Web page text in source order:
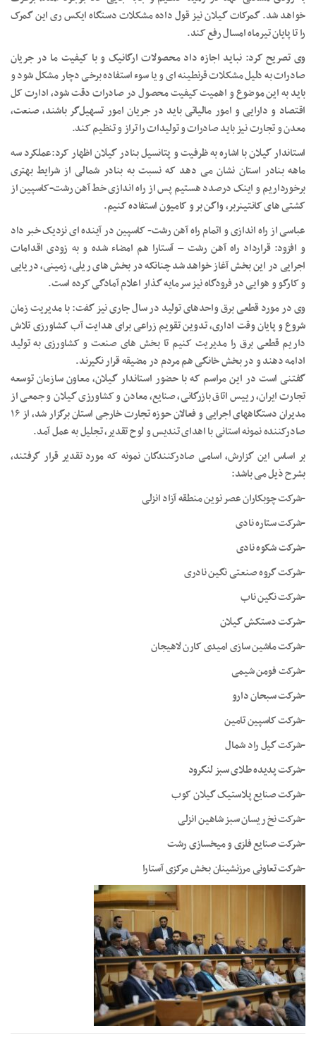
خواهد شد. گمرکات گیلان نیز قول داده مشکلات دستگاه ایکس ری این گمرک
را تا پایان تیرماه امسال رفع کند.
وی تصریح کرد: نباید اجازه داد محصولات ارگانیک و با کیفیت ما در جریان
صادرات به دلیل مشکلات قرنطینه ای و یا سوء استفاده برخی دچار مشکل شود و
باید به این موضوع و اهمیت کیفیت محصول در صادرات دقت شود، ادارت کل
اقتصاد و دارایی و امور مالیاتی باید در جریان امور تسهیل‌گر باشند، صنعت،
معدن و تجارت نیز باید صادرات و تولیدات را تراز و تنظیم کند.
استاندار گیلان با اشاره به ظرفیت و پتانسیل بنادر گیلان اظهار کرد:عملکرد سه
ماهه بنادر استان نشان می دهد که نسبت به بنادر شمالی از شرایط بهتری
برخورداریم و اینک درصدد هستیم پس از راه اندازی خط آهن رشت-کاسپین از
کشتی های کانتینربر، واگن بر و کامیون استفاده کنیم.
عباسی از راه اندازی و اتمام راه آهن رشت- کاسپین در آینده ای نزدیک خبر داد
و افزود: قرارداد راه آهن رشت – آستارا هم امضاء شده و به زودی اقدامات
اجرایی در این بخش آغاز خواهد شد چنانکه در بخش های ریلی، زمینی، دریایی
و کارگو و هوایی در فرودگاه نیز سرمایه گذار اعلام آمادگی کرده است.
وی در مورد قطعی برق واحدهای تولید در سال جاری نیز گفت: با مدیریت زمان
شروع و پایان وقت اداری، تدوین تقویم زراعی برای هدایت آب کشاورزی تلاش
داریم قطعی برق را مدیریت کنیم تا بخش های صنعت و کشاورزی به تولید
ادامه دهند و در بخش خانگی هم مردم در مضیقه قرار نگیرند.
گفتنی است در این مراسم که با حضور استاندار گیلان، معاون سازمان توسعه
تجارت ایران، رییس اتاق بازرگانی، صنایع، معادن و کشاورزی گیلان و جمعی از
مدیران دستگاههای اجرایی و فعالان حوزه تجارت خارجی استان برگزار شد، از ۱۶
صادرکننده نمونه استانی با اهدای تندیس و لوح تقدیر، تجلیل به عمل آمد.
بر اساس این گزارش، اسامی صادرکنندگان نمونه که مورد تقدیر قرار گرفتند،
بشرح ذیل می باشد:
-شرکت چوبکاران عصر نوین منطقه آزاد انزلی
-شرکت ستاره نادی
-شرکت شکوه نادی
-شرکت گروه صنعتی نگین نادری
-شرکت نگین ناب
-شرکت دستکش گیلان
-شرکت ماشین سازی امیدی کارن لاهیجان
-شرکت فومن شیمی
-شرکت سبحان دارو
-شرکت کاسپین تامین
-شرکت گیل راد شمال
-شرکت پدیده طلای سبز لنگرود
-شرکت صنایع پلاستیک گیلان کوب
-شرکت نخ ریسان سبز شاهین انزلی
-شرکت صنایع فلزی و میخسازی رشت
-شرکت تعاونی مرزنشینان بخش مرکزی آستارا